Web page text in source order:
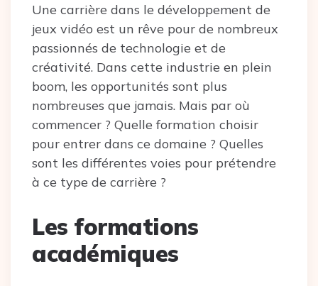
Une carrière dans le développement de
jeux vidéo est un rêve pour de nombreux
passionnés de technologie et de
créativité. Dans cette industrie en plein
boom, les opportunités sont plus
nombreuses que jamais. Mais par où
commencer ? Quelle formation choisir
pour entrer dans ce domaine ? Quelles
sont les différentes voies pour prétendre
à ce type de carrière ?
Les formations
académiques